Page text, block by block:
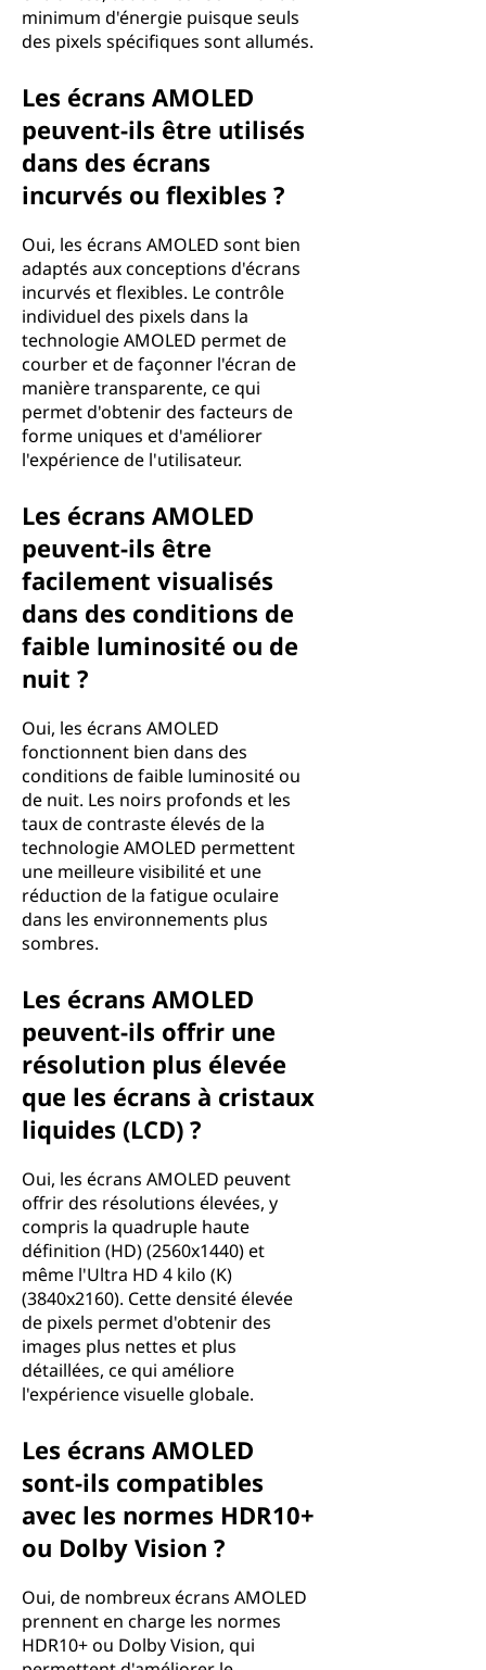
minimum d'énergie puisque seuls
des pixels spécifiques sont allumés.
Les écrans AMOLED
peuvent-ils être utilisés
dans des écrans
incurvés ou flexibles ?
Oui, les écrans AMOLED sont bien
adaptés aux conceptions d'écrans
incurvés et flexibles. Le contrôle
individuel des pixels dans la
technologie AMOLED permet de
courber et de façonner l'écran de
manière transparente, ce qui
permet d'obtenir des facteurs de
forme uniques et d'améliorer
l'expérience de l'utilisateur.
Les écrans AMOLED
peuvent-ils être
facilement visualisés
dans des conditions de
faible luminosité ou de
nuit ?
Oui, les écrans AMOLED
fonctionnent bien dans des
conditions de faible luminosité ou
de nuit. Les noirs profonds et les
taux de contraste élevés de la
technologie AMOLED permettent
une meilleure visibilité et une
réduction de la fatigue oculaire
dans les environnements plus
sombres.
Les écrans AMOLED
peuvent-ils offrir une
résolution plus élevée
que les écrans à cristaux
liquides (LCD) ?
Oui, les écrans AMOLED peuvent
offrir des résolutions élevées, y
compris la quadruple haute
définition (HD) (2560x1440) et
même l'Ultra HD 4 kilo (K)
(3840x2160). Cette densité élevée
de pixels permet d'obtenir des
images plus nettes et plus
détaillées, ce qui améliore
l'expérience visuelle globale.
Les écrans AMOLED
sont-ils compatibles
avec les normes HDR10+
ou Dolby Vision ?
Oui, de nombreux écrans AMOLED
prennent en charge les normes
HDR10+ ou Dolby Vision, qui